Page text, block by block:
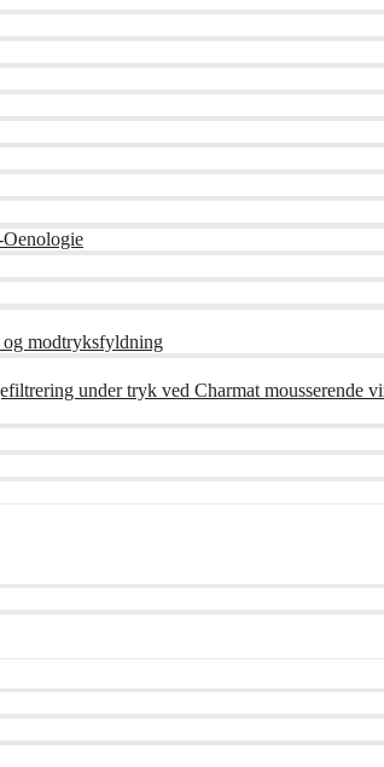
modtryksfyldning
under tryk ved Charmat mousserende